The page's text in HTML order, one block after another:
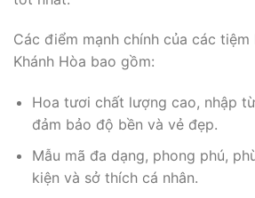
Các điểm mạnh chính của các
Khánh Hòa bao gồm:
Hoa tươi chất lượng cao, nhập
đảm bảo độ bền và vẻ đẹp.
Mẫu mã đa dạng, phong phú,
kiện và sở thích cá nhân.